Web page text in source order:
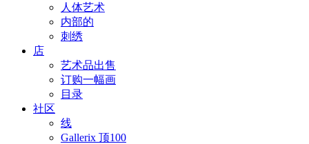
人体艺术
内部的
刺绣
店
艺术品出售
订购一幅画
目录
社区
线
Gallerix 顶100